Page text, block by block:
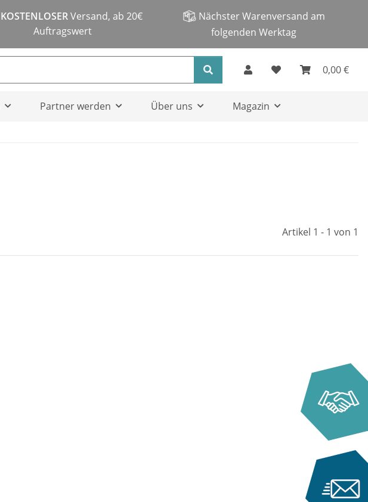
KOSTENLOSERVersand, ab 20€
Auftragswert
Nächster Warenversand am
folgenden Werktag
0,00 €
Partner werden Über uns Magazin
Artikel 1 - 1 von 1